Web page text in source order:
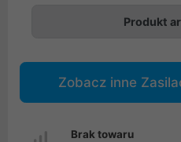
Produkt
Zobacz inne
Brak towaru